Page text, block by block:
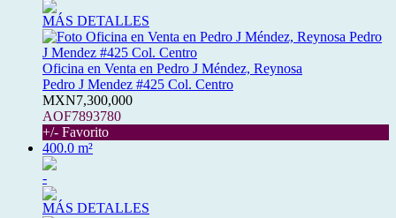
MÁS DETALLES
Oficina en Venta en Pedro J Méndez, Reynosa
Pedro J Mendez #425 Col. Centro
MXN7,300,000
AOF7893780
+/- Favorito
400.0 m²
-
MÁS DETALLES